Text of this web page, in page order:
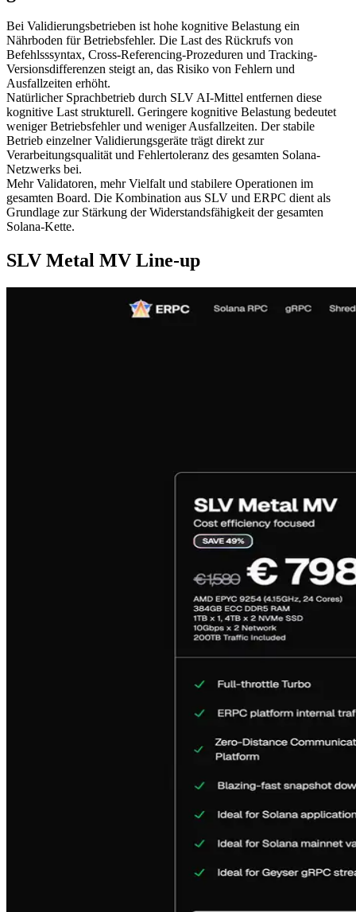
Bei Validierungsbetrieben ist hohe kognitive Belastung ein
Nährboden für Betriebsfehler. Die Last des Rückrufs von
Befehlsssyntax, Cross-Referencing-Prozeduren und Tracking-
Versionsdifferenzen steigt an, das Risiko von Fehlern und
Ausfallzeiten erhöht.
Natürlicher Sprachbetrieb durch SLV AI-Mittel entfernen diese
kognitive Last strukturell. Geringere kognitive Belastung bedeutet
weniger Betriebsfehler und weniger Ausfallzeiten. Der stabile
Betrieb einzelner Validierungsgeräte trägt direkt zur
Verarbeitungsqualität und Fehlertoleranz des gesamten Solana-
Netzwerks bei.
Mehr Validatoren, mehr Vielfalt und stabilere Operationen im
gesamten Board. Die Kombination aus SLV und ERPC dient als
Grundlage zur Stärkung der Widerstandsfähigkeit der gesamten
Solana-Kette.
SLV Metal MV Line-up